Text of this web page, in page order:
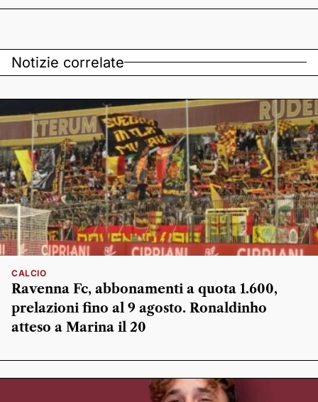
Notizie correlate
CALCIO
Ravenna Fc, abbonamenti a quota 1.600,
prelazioni fino al 9 agosto. Ronaldinho
atteso a Marina il 20